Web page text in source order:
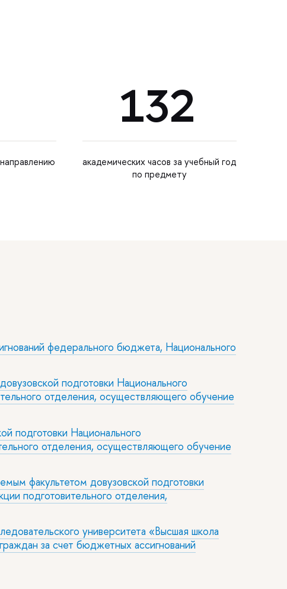
132
академических часов за учебный год
по предмету
федерального бюджета, Национального
подготовки Национального
отделения, осуществляющего обучение
подготовки Национального
отделения, осуществляющего обучение
факультетом довузовской подготовки
подготовительного отделения,
университета «Высшая школа
за счет бюджетных ассигнований